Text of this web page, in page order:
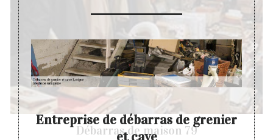
Débarras de maison 79
Entreprise de débarras de grenier